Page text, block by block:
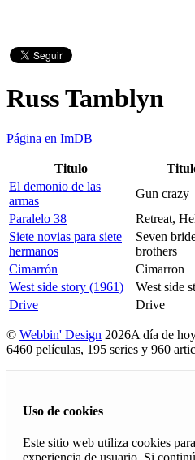
Russ Tamblyn
Página en ImDB
Titulo
El demonio de las
armas
Gun crazy
Paralelo 38
Retreat,
Siete novias para siete
hermanos
Seven
brothers
Cimarrón
Cimarron
West side story (1961)
West side
Drive
Drive
© Webbin' Design 2026A día de
6460 películas, 195 series y 960
Uso de cookies
Este sitio web utiliza cookies